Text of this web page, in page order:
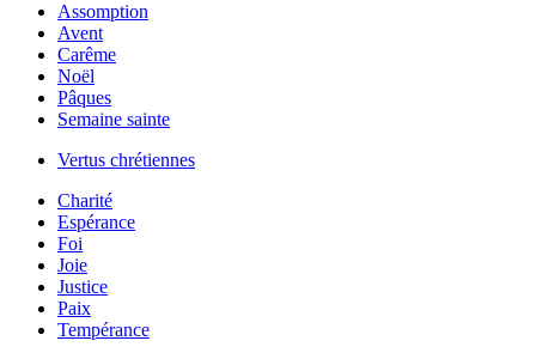
Assomption
Avent
Carême
Noël
Pâques
Semaine sainte
Vertus chrétiennes
Charité
Espérance
Foi
Joie
Justice
Paix
Tempérance